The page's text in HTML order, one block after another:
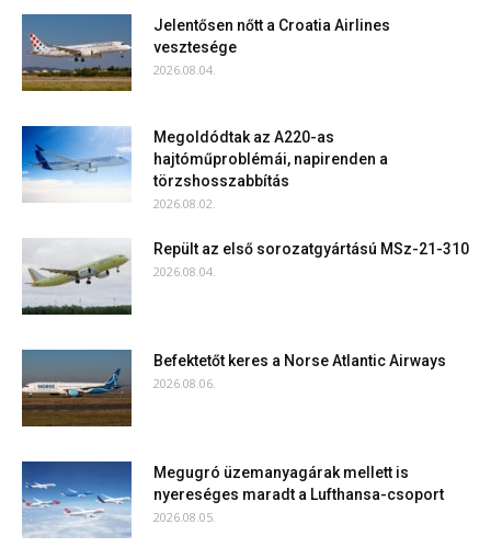
Jelentősen nőtt a Croatia Airlines
vesztesége
2026.08.04.
Megoldódtak az A220-as
hajtóműproblémái, napirenden a
törzshosszabbítás
2026.08.02.
Repült az első sorozatgyártású MSz-21-310
2026.08.04.
Befektetőt keres a Norse Atlantic Airways
2026.08.06.
Megugró üzemanyagárak mellett is
nyereséges maradt a Lufthansa-csoport
2026.08.05.